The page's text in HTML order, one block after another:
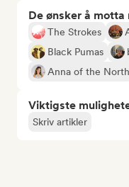
De ønsker å motta
The Strokes
Black Pumas
Anna of the North
Viktigste
Skriv artikler